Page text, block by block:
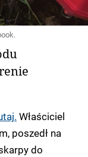
Właściciel
poszedł na
do